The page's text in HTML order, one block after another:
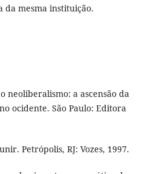
da mesma instituição.
neoliberalismo: a ascensão da
ocidente. São Paulo: Editora
Petrópolis, RJ: Vozes, 1997.